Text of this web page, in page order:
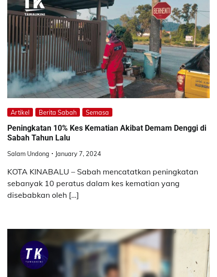
Artikel Berita Sabah Semasa
Peningkatan 10% Kes Kematian Akibat Demam Denggi di
Sabah Tahun Lalu
Salam Undong January 7, 2024
KOTA KINABALU – Sabah mencatatkan peningkatan
sebanyak 10 peratus dalam kes kematian yang
disebabkan oleh […]